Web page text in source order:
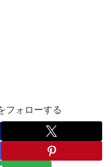
フォローする